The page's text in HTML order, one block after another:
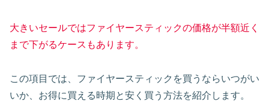
大きいセールではファイヤースティックの価格が半額近く
まで下がるケースもあります。
この項目では、ファイヤースティックを買うならいつがい
いか、お得に買える時期と安く買う方法を紹介します。